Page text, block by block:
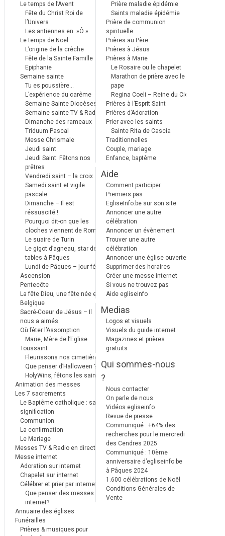
Le temps de l’Avent
Fête du Christ Roi de
l’Univers
Les antiennes en »Ô »
Le temps de Noël
L’origine de la crèche
Fête de la Sainte Famille
Epiphanie
Semaine sainte
Tu es poussière…
L’expérience du carême
Semaine Sainte Diocèses
Semaine sainte TV & Radio
Dimanche des rameaux
Triduum Pascal
Messe Chrismale
Jeudi saint
Jeudi Saint: Fêtons nos
prêtres
Vendredi saint – la croix
Samedi saint et vigile
pascale
Dimanche – Il est
réssuscité !
Pourquoi dit-on que les
cloches viennent de Rome ?
Le suaire de Turin
Le gigot d’agneau, star des
tables à Pâques
Lundi de Pâques – jour férié
Ascension
Pentecôte
La fête Dieu, une fête née en
Belgique
Sacré-Coeur de Jésus – Il
nous a aimés.
Où fêter l’Assomption
Marie, Mère de l’Eglise
Toussaint
Fleurissons nos cimetières
Que penser d’Halloween ?
HolyWins, fêtons les saints !
Animation des messes
Les 7 sacrements
Le Baptême catholique : sa
signification
Communion
La confirmation
Le Mariage
Messes TV & Radio en direct
Messe internet
Adoration sur internet
Chapelet sur internet
Célébrer et prier par internet
Que penser des messes
internet?
Annuaire des églises
Funérailles
Prières & musiques pour
Prière maladie épidémie
Saints maladie épidémie
Prière de communion
spirituelle
Prières au Père
Prières à Jésus
Prières à Marie
Le Rosaire ou le chapelet
Marathon de prière avec le
pape
Regina Coeli – Reine du Ciel
Prières à l’Esprit Saint
Prières d’Adoration
Prier avec les saints
Sainte Rita de Cascia
Traditionnelles
Couple, mariage
Enfance, baptême
Aide
Comment participer
Premiers pas
EgliseInfo.be sur son site
Annoncer une autre
célébration
Annoncer un évènement
Trouver une autre
célébration
Annoncer une église ouverte
Supprimer des horaires
Créer une messe internet
Si vous ne trouvez pas
Aide egliseinfo
Medias
Logos et visuels
Visuels du guide internet
Magazines et prières
gratuits
Qui sommes-nous
?
Nous contacter
On parle de nous
Vidéos egliseinfo
Revue de presse
Communiqué : +64% des
recherches pour le mercredi
des Cendres 2025
Communiqué : 10ème
anniversaire d’egliseinfo.be
à Pâques 2024
1.600 célébrations de Noël
Conditions Générales de
Vente